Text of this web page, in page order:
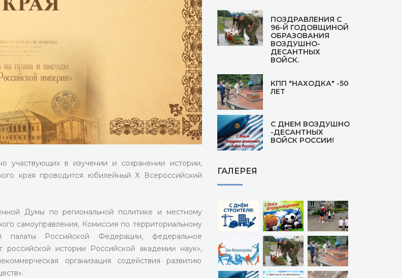
участвующих в изучении и сохранении истории,
края проводится юбилейный Х Всероссийский
Думы по региональной политике и местному
самоуправления, Комиссия по территориальному
Российской Федерации, федеральное
истории Российской академии наук»,
организация содействия развитию
ПОЗДРАВЛЕНИЯ С
96-Й ГОДОВЩИНОЙ
ОБРАЗОВАНИЯ
ВОЗДУШНО-
ДЕСАНТНЫХ
ВОЙСК.
КПП "НАХОДКА" -50
ЛЕТ
С ДНЕМ ВОЗДУШНО
-ДЕСАНТНЫХ
ВОЙСК РОССИИ!
ГАЛЕРЕЯ